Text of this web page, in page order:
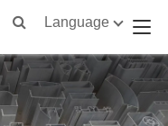
Language